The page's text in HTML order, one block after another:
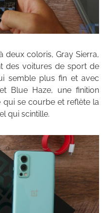
deux coloris, Gray Sierra,
des voitures de sport de
semble plus fin et avec
Blue Haze, une finition
se courbe et reflète la
qui scintille.